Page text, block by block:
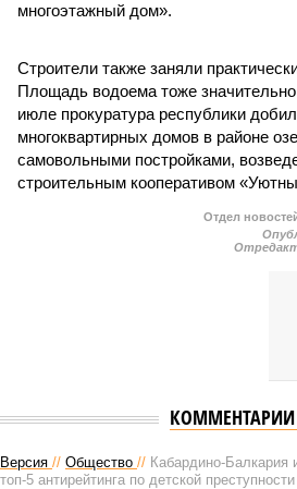
многоэтажный дом».
Строители также заняли
Площадь водоема тоже значительно
июле прокуратура республики
многоквартирных домов в районе
самовольными постройками,
строительным кооперативом
Отдел
КОММЕНТАРИИ
Версия // Общество // Кабардино-Балкария
топ-5 антирейтинга по детской преступности